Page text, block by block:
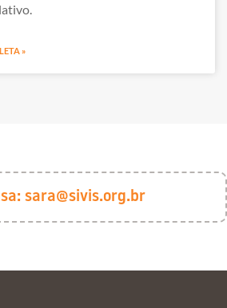
»
sara@sivis.org.br